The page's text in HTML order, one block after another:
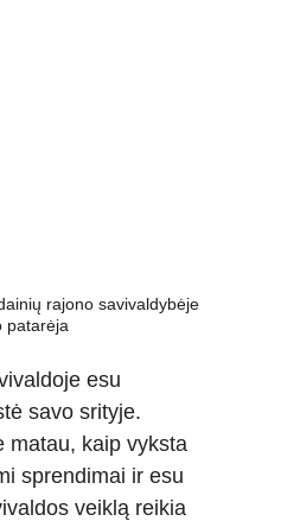
rajono savivaldybėje
patarėja
esu
savo srityje.
matau, kaip vyksta
sprendimai ir esu
veiklą reikia